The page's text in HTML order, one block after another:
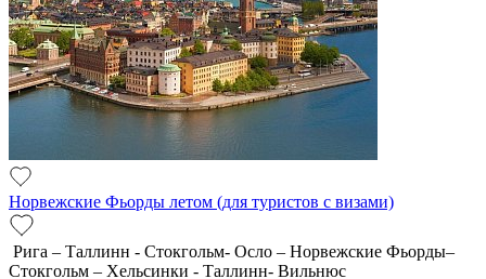
Норвежские Фьорды летом (для туристов с визами)
Рига – Таллинн - Стокгольм- Осло – Норвежские Фьорды–
Стокгольм – Хельсинки - Таллинн- Вильнюс